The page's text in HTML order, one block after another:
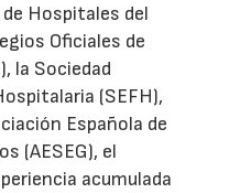
Hospitales del
Oficiales de
la Sociedad
(SEFH),
Española de
(AESEG), el
acumulada